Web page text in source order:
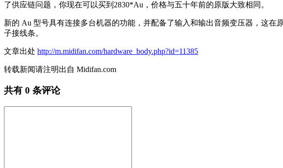
了供应链问题，你现在可以买到2830*Au，价格与五十年前的原版大致相同。
新的 Au 型号具有连接多台机器的功能，并配备了输入和输出音频变压器，这
子接线条。
文章出处 http://m.midifan.com/hardware_body.php?id=11385
转载新闻请注明出自 Midifan.com
共有 0 条评论